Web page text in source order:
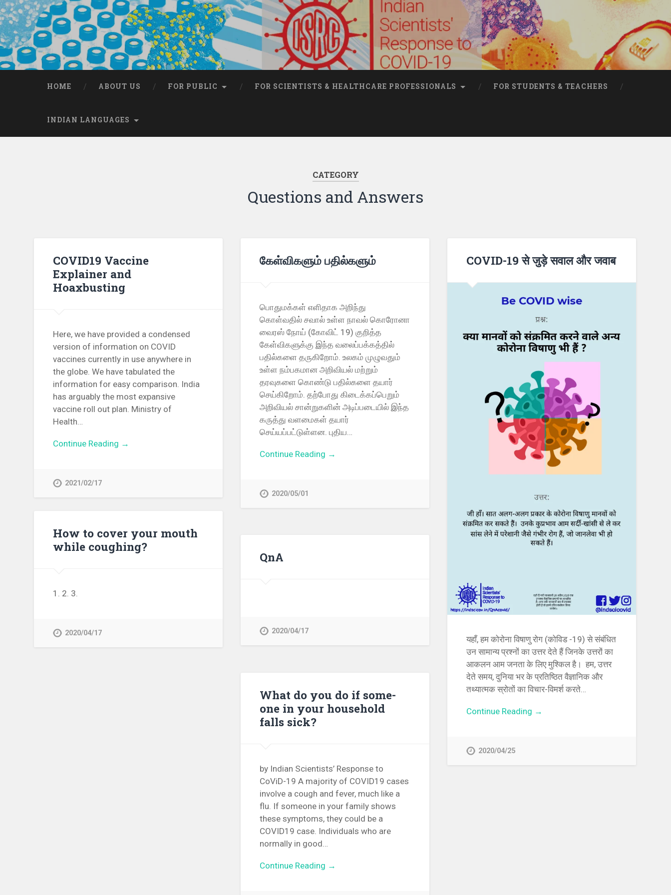
HOME ABOUT US FOR PUBLIC FOR SCIENTISTS & HEALTHCARE PROFESSIONALS FOR STUDENTS & TEACHERS
INDIAN LANGUAGES
CATEGORY
Questions and Answers
COVID19 Vaccine
Explainer and
Hoaxbusting
Here, we have provided a condensed
version of information on COVID
vaccines currently in use anywhere in
the globe. We have tabulated the
information for easy comparison. India
has arguably the most expansive
vaccine roll out plan. Ministry of
Health…
Continue Reading →
2021/02/17
கேள்விகளும் பதில்களும்
பொதுமக்கள் எளிதாக அறிந்து
கொள்வதில் சவால் உள்ள நாவல் கொரோனா
வைரஸ் நோய் (கோவிட் 19) குறித்த
கேள்விகளுக்கு இந்த வலைப்பக்கத்தில்
பதில்களை தருகிறோம். உலகம் முழுவதும்
உள்ள நம்பகமான அறிவியல் மற்றும்
தரவுகளை கொண்டு பதில்களை தயார்
செய்கிறோம். தற்போது கிடைக்கப்பெறும்
அறிவியல் சான்றுகளின் அடிப்படையில் இந்த
கருத்து வளமைகள் தயார்
செய்யப்பட்டுள்ளன. புதிய…
Continue Reading →
2020/05/01
COVID-19 से जुड़े सवाल और जवाब
यहाँ, हम कोरोना विषाणु रोग (कोविड -19) से संबंधित
उन सामान्य प्रश्नों का उत्तर देते हैं जिनके उत्तरों का
आकलन आम जनता के लिए मुश्किल है। हम, उत्तर
देते समय, दुनिया भर के प्रतिष्ठित वैज्ञानिक और
तथ्यात्मक स्रोतों का विचार-विमर्श करते…
Continue Reading →
2020/04/25
How to cover your mouth
while coughing?
1. 2. 3.
2020/04/17
QnA
2020/04/17
What do you do if some-
one in your household
falls sick?
by Indian Scientists’ Response to
CoViD-19 A majority of COVID19 cases
involve a cough and fever, much like a
flu. If someone in your family shows
these symptoms, they could be a
COVID19 case. Individuals who are
normally in good…
Continue Reading →